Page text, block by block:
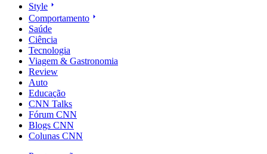
Style
Comportamento
Saúde
Ciência
Tecnologia
Viagem & Gastronomia
Review
Auto
Educação
CNN Talks
Fórum CNN
Blogs CNN
Colunas CNN